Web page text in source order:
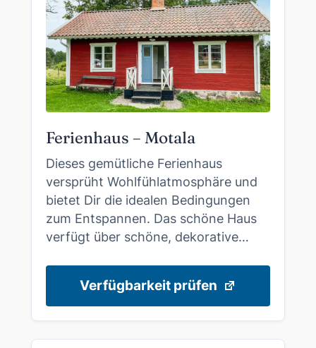
Ferienhaus – Motala
Dieses gemütliche Ferienhaus
versprüht Wohlfühlatmosphäre und
bietet Dir die idealen Bedingungen
zum Entspannen. Das schöne Haus
verfügt über schöne, dekorative…
Verfügbarkeit prüfen